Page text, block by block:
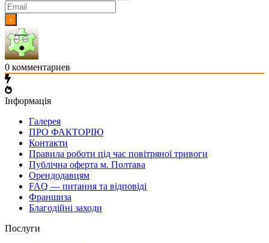
0 комментариев
Інформація
Галерея
ПРО ФАКТОРІЮ
Контакти
Правила роботи під час повітряної тривоги
Публічна оферта м. Полтава
Орендодавцям
FAQ — питання та відповіді
Франшиза
Благодійні заходи
Послуги